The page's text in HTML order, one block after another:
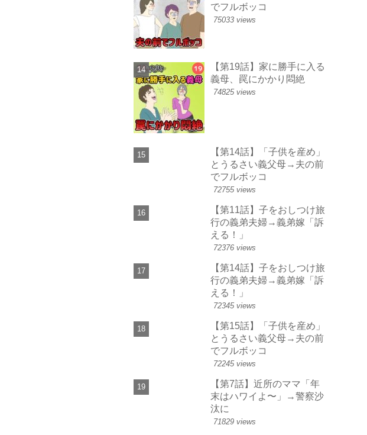
でフルボッコ
75033 views
【第19話】家に勝手に入る
義母、罠にかかり悶絶
74825 views
【第14話】「子供を産め」
とうるさい義父母→夫の前
でフルボッコ
72755 views
【第11話】子をおしつけ旅
行の義弟夫婦→義弟嫁「訴
える！」
72376 views
【第14話】子をおしつけ旅
行の義弟夫婦→義弟嫁「訴
える！」
72345 views
【第15話】「子供を産め」
とうるさい義父母→夫の前
でフルボッコ
72245 views
【第7話】近所のママ「年
末はハワイよ〜」→警察沙
汰に
71829 views